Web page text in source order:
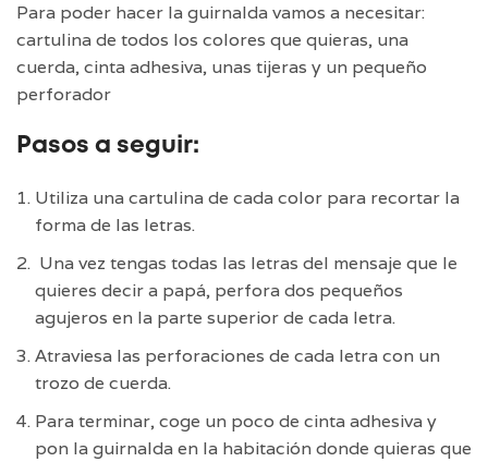
Para poder hacer la guirnalda vamos a necesitar:
cartulina de todos los colores que quieras, una
cuerda, cinta adhesiva, unas tijeras y un pequeño
perforador
Pasos a seguir:
Utiliza una cartulina de cada color para recortar la
forma de las letras.
Una vez tengas todas las letras del mensaje que le
quieres decir a papá, perfora dos pequeños
agujeros en la parte superior de cada letra.
Atraviesa las perforaciones de cada letra con un
trozo de cuerda.
Para terminar, coge un poco de cinta adhesiva y
pon la guirnalda en la habitación donde quieras que